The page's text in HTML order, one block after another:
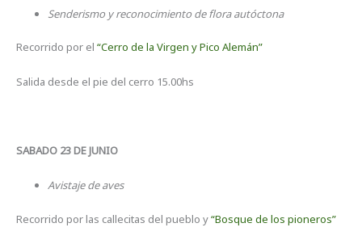
Senderismo y reconocimiento de flora autóctona
Recorrido por el“Cerro de la Virgen y Pico Alemán”
Salida desde el pie del cerro 15.00hs
SABADO 23 DE JUNIO
Avistaje de aves
Recorrido por las callecitas del pueblo y“Bosque de los pioneros”